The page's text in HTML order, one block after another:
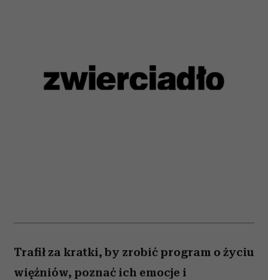
Trafił za kratki, by zrobić program o życiu
więźniów, poznać ich emocje i